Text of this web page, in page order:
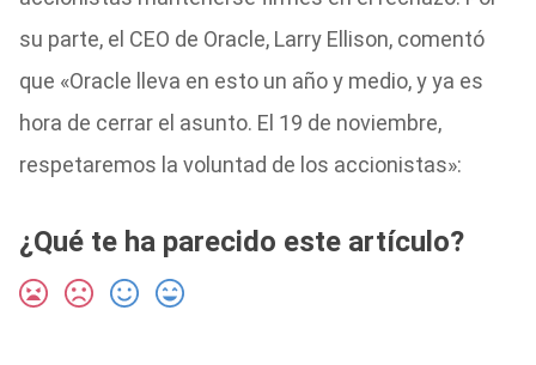
su parte, el CEO de Oracle, Larry Ellison, comentó
que «Oracle lleva en esto un año y medio, y ya es
hora de cerrar el asunto. El 19 de noviembre,
respetaremos la voluntad de los accionistas»:
¿Qué te ha parecido este artículo?